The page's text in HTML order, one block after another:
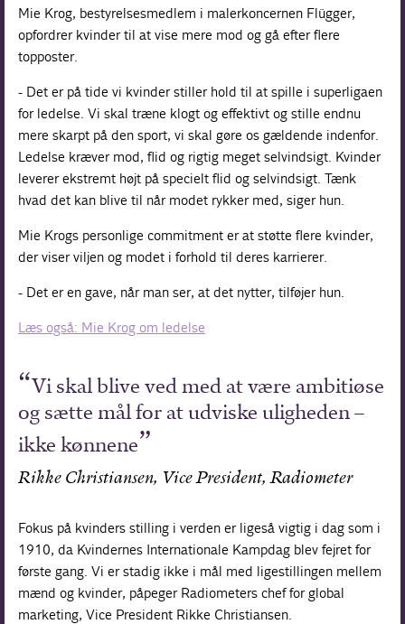
Mie Krog, bestyrelsesmedlem i malerkoncernen Flügger,
opfordrer kvinder til at vise mere mod og gå efter flere
topposter.
- Det er på tide vi kvinder stiller hold til at spille i superligaen
for ledelse. Vi skal træne klogt og effektivt og stille endnu
mere skarpt på den sport, vi skal gøre os gældende indenfor.
Ledelse kræver mod, flid og rigtig meget selvindsigt. Kvinder
leverer ekstremt højt på specielt flid og selvindsigt. Tænk
hvad det kan blive til når modet rykker med, siger hun.
Mie Krogs personlige commitment er at støtte flere kvinder,
der viser viljen og modet i forhold til deres karrierer.
- Det er en gave, når man ser, at det nytter, tilføjer hun.
Læs også: Mie Krog om ledelse
Vi skal blive ved med at være ambitiøse
og sætte mål for at udviske uligheden –
ikke kønnene
Rikke Christiansen, Vice President, Radiometer
Fokus på kvinders stilling i verden er ligeså vigtig i dag som i
1910, da Kvindernes Internationale Kampdag blev fejret for
første gang. Vi er stadig ikke i mål med ligestillingen mellem
mænd og kvinder, påpeger Radiometers chef for global
marketing, Vice President Rikke Christiansen.